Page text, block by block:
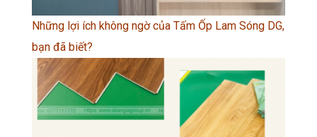
Những lợi ích không ngờ của Tấm Ốp Lam Sóng DG,
bạn đã biết?